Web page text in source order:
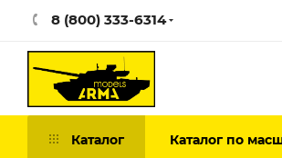
8 (800) 333-6314
Каталог Каталог по